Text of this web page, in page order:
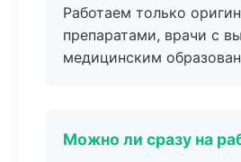
Работаем только
препаратами, врачи с
медицинским
Можно ли сразу на